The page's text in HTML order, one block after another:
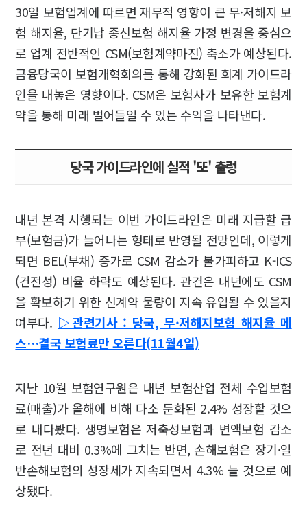
30일 보험업계에 따르면 재무적 영향이 큰 무·저해지 보
험 해지율, 단기납 종신보험 해지율 가정 변경을 중심으
로 업계 전반적인 CSM(보험계약마진) 축소가 예상된다.
금융당국이 보험개혁회의를 통해 강화된 회계 가이드라
인을 내놓은 영향이다. CSM은 보험사가 보유한 보험계
약을 통해 미래 벌어들일 수 있는 수익을 나타낸다.
당국 가이드라인에 실적 '또' 출렁
내년 본격 시행되는 이번 가이드라인은 미래 지급할 급
부(보험금)가 늘어나는 형태로 반영될 전망인데, 이렇게
되면 BEL(부채) 증가로 CSM 감소가 불가피하고 K-ICS
(건전성) 비율 하락도 예상된다. 관건은 내년에도 CSM
을 확보하기 위한 신계약 물량이 지속 유입될 수 있을지
여부다. ▷관련기사 : 당국, 무·저해지보험 해지율 메
스…결국 보험료만 오른다(11월4일)
지난 10월 보험연구원은 내년 보험산업 전체 수입보험
료(매출)가 올해에 비해 다소 둔화된 2.4% 성장할 것으
로 내다봤다. 생명보험은 저축성보험과 변액보험 감소
로 전년 대비 0.3%에 그치는 반면, 손해보험은 장기·일
반손해보험의 성장세가 지속되면서 4.3% 늘 것으로 예
상됐다.